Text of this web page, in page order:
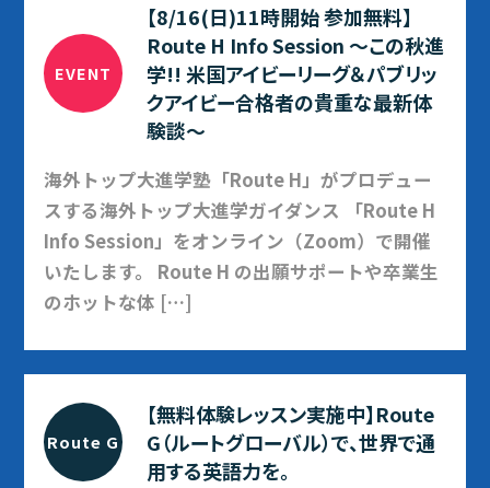
EVENT
【8/16(日)11時開始 参加無料】
Route H Info Session ～この秋進
学!! 米国アイビーリーグ＆パブリッ
クアイビー合格者の貴重な最新体
験談～
海外トップ大進学塾「Route H」がプロデュー
スする海外トップ大進学ガイダンス 「Route H
Info Session」をオンライン（Zoom）で開催
いたします。 Route H の出願サポートや卒業生
のホットな体 […]
Route G
【無料体験レッスン実施中】Route
G（ルートグローバル）で、世界で通
用する英語力を。